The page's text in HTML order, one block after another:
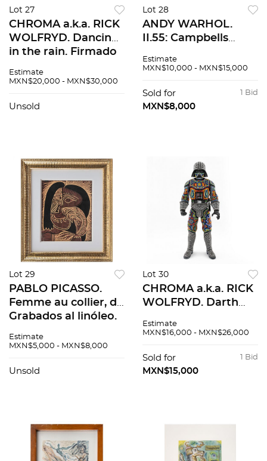
Lot 27
CHROMA a.k.a. RICK
WOLFRYD. Dancing
in the rain. Firmado
Acrílico sobre tela.
Estimate
MXN$20,000 - MXN$30,000
Unsold
Lot 28
ANDY WARHOL.
II.55: Campbells
Broth, 1969. Con
número de tiraje. 90
x 57 cm medidas
Estimate
MXN$10,000 - MXN$15,000
1 Bid
Sold for
MXN$8,000
Lot 29
PABLO PICASSO.
Femme au collier, de
Grabados al linóleo.
linóleo sin número
medidas totales
Estimate
MXN$5,000 - MXN$8,000
Unsold
Lot 30
CHROMA a.k.a. RICK
WOLFRYD. Darth
Impresión 3D
chaquira. 80 x 34 x 15
cm
Estimate
MXN$16,000 - MXN$26,000
1 Bid
Sold for
MXN$15,000